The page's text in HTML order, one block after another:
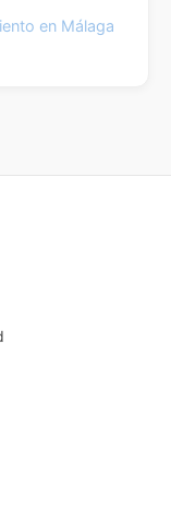
en Málaga